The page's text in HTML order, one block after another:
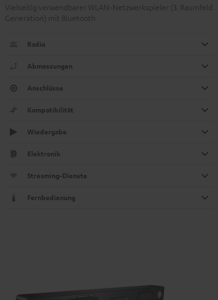
Vielseitig verwendbarer WLAN-Netzwerkspieler (3. Raumfeld
Generation) mit Bluetooth
Radio
Abmessungen
Anschlüsse
Kompatibilität
Wiedergabe
Elektronik
Streaming-Dienste
Fernbedienung